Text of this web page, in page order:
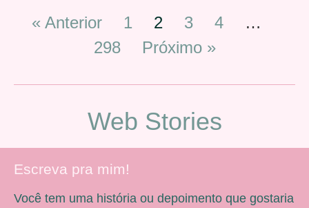
« Anterior 1 2 3 4
…
298
Próximo »
Web Stories
Escreva pra mim!
Você tem uma história ou depoimento que gostaria